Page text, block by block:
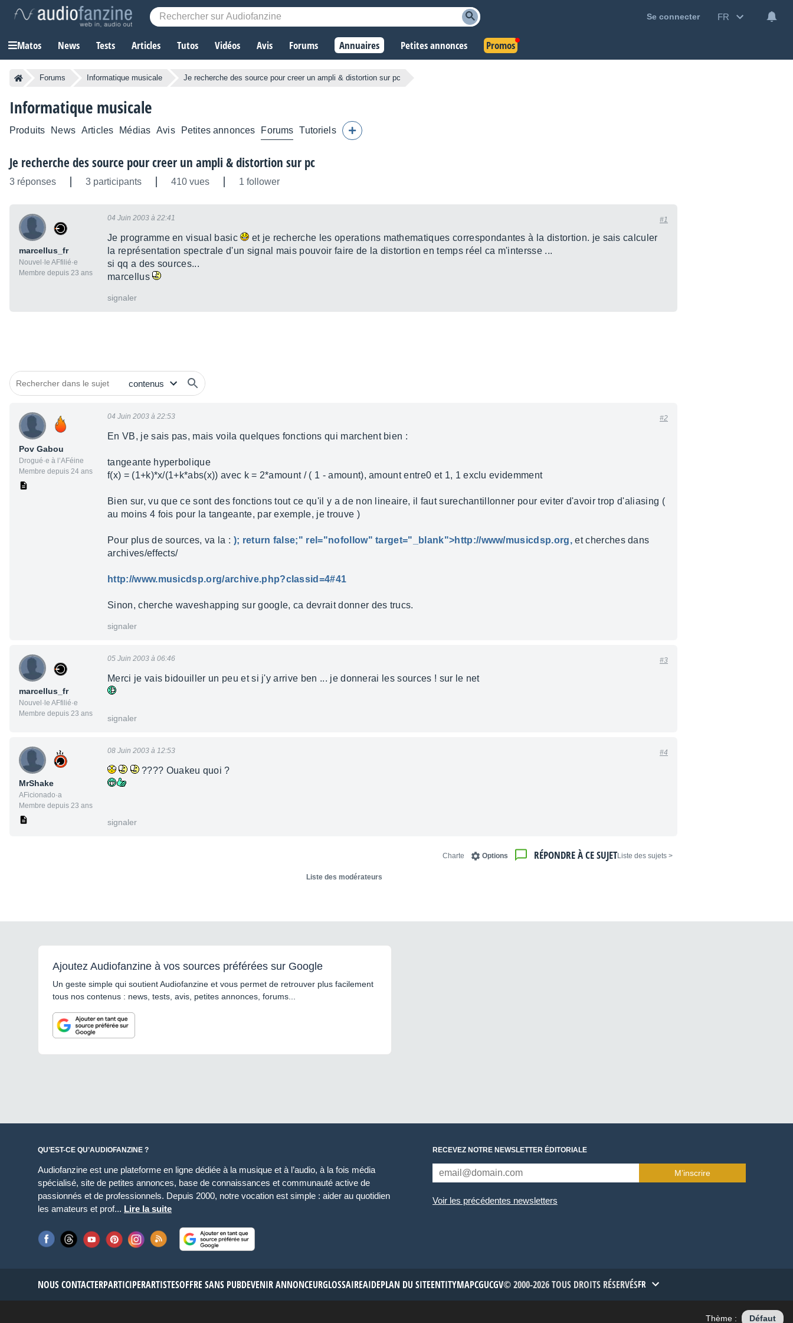
Se connecter FR
Matos News Tests Articles Tutos Vidéos Avis Forums Annuaires Petites annonces Promos
Forums Informatique musicale Je recherche des source pour creer un ampli & distortion sur pc
Informatique musicale
Produits News Articles Médias Avis Petites annonces Forums Tutoriels
Je recherche des source pour creer un ampli & distortion sur pc
3 réponses 3 participants 410 vues 1 follower
marcellus_fr
Nouvel·le AFfilié·e
Membre depuis 23 ans
04 Juin 2003 à 22:41 #1
Je programme en visual basic
et je recherche les operations mathematiques correspondantes à la distortion. je sais calculer
la représentation spectrale d'un signal mais pouvoir faire de la distortion en temps réel ca m'intersse ...
si qq a des sources...
marcellus
signaler
Pov Gabou
Drogué·e à l’AFéine
Membre depuis 24 ans
04 Juin 2003 à 22:53 #2
En VB, je sais pas, mais voila quelques fonctions qui marchent bien :
tangeante hyperbolique
f(x) = (1+k)*x/(1+k*abs(x)) avec k = 2*amount / ( 1 - amount), amount entre0 et 1, 1 exclu evidemment
Bien sur, vu que ce sont des fonctions tout ce qu'il y a de non lineaire, il faut surechantillonner pour eviter d'avoir trop d'aliasing (
au moins 4 fois pour la tangeante, par exemple, je trouve )
Pour plus de sources, va la : ); return false;" rel="nofollow" target="_blank">http://www/musicdsp.org,et cherches dans
archives/effects/
http://www.musicdsp.org/archive.php?classid=4#41
Sinon, cherche waveshapping sur google, ca devrait donner des trucs.
signaler
marcellus_fr
Nouvel·le AFfilié·e
Membre depuis 23 ans
05 Juin 2003 à 06:46 #3
Merci je vais bidouiller un peu et si j'y arrive ben ... je donnerai les sources ! sur le net
signaler
MrShake
AFicionado·a
Membre depuis 23 ans
08 Juin 2003 à 12:53 #4
???? Ouakeu quoi ?
signaler
< Liste des sujets
RÉPONDRE À CE SUJET
Options
Charte
Liste des modérateurs
Ajoutez Audiofanzine à vos sources préférées sur Google
Un geste simple qui soutient Audiofanzine et vous permet de retrouver plus facilement
tous nos contenus : news, tests, avis, petites annonces, forums...
QU’EST-CE QU’AUDIOFANZINE ?
Audiofanzine est une plateforme en ligne dédiée à la musique et à l’audio, à la fois média
spécialisé, site de petites annonces, base de connaissances et communauté active de
passionnés et de professionnels. Depuis 2000, notre vocation est simple : aider au quotidien
les amateurs et prof... Lire la suite
RECEVEZ NOTRE NEWSLETTER ÉDITORIALE
M’inscrire
Voir les précédentes newsletters
NOUS CONTACTERPARTICIPERARTISTESOFFRE SANS PUBDEVENIR ANNONCEURGLOSSAIREAIDEPLAN DU SITEENTITYMAPCGUCGV© 2000-2026 TOUS DROITS RÉSERVÉSFR
Thème : Défaut